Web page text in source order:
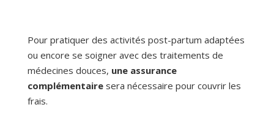
Pour pratiquer des activités post-partum adaptées
ou encore se soigner avec des traitements de
médecines douces, une assurance
complémentaire sera nécessaire pour couvrir les
frais.